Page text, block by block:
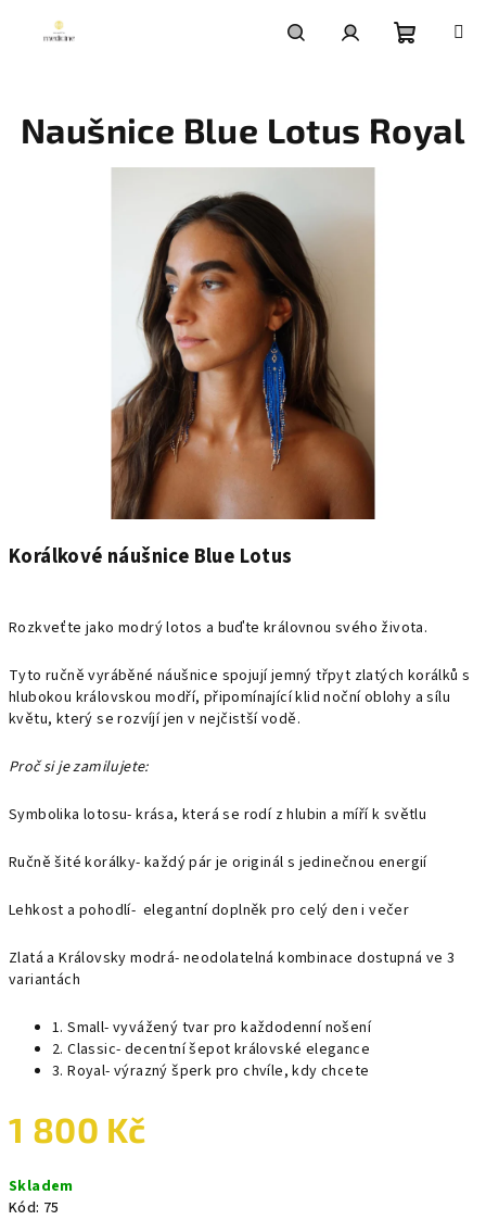
košík
Korálkové náušnice Blue Lotus
Rozkveťte jako modrý lotos a buďte královnou svého života.
Tyto ručně vyráběné náušnice spojují jemný třpyt zlatých korálků s
hlubokou královskou modří, připomínající klid noční oblohy a sílu
květu, který se rozvíjí jen v nejčistší vodě.
Proč si je zamilujete:
Symbolika lotosu- krása, která se rodí z hlubin a míří k světlu
Ručně šité korálky- každý pár je originál s jedinečnou energií
Lehkost a pohodlí- elegantní doplněk pro celý den i večer
Zlatá a Královsky modrá- neodolatelná kombinace dostupná ve 3
variantách
1. Small- vyvážený tvar pro každodenní nošení
2. Classic- decentní šepot královské elegance
3. Royal- výrazný šperk pro chvíle, kdy chcete
1 800 Kč
cena:
Skladem
Kód: 75
Naušnice Blue Lotus Royal